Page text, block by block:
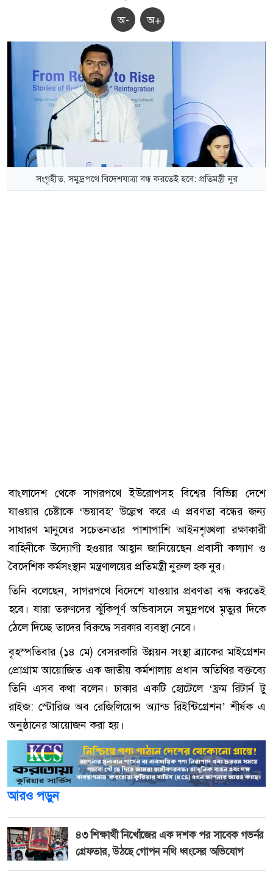
অ- অ+
সংগৃহীত, সমুদ্রপথে বিদেশযাত্রা বন্ধ করতেই হবে: প্রতিমন্ত্রী নুর
বাংলাদেশ থেকে সাগরপথে ইউরোপসহ বিশ্বের বিভিন্ন দেশে
যাওয়ার চেষ্টাকে ‘ভয়াবহ’ উল্লেখ করে এ প্রবণতা বন্ধের জন্য
সাধারণ মানুষের সচেতনতার পাশাপাশি আইনশৃঙ্খলা রক্ষাকারী
বাহিনীকে উদ্যোগী হওয়ার আহ্বান জানিয়েছেন প্রবাসী কল্যাণ ও
বৈদেশিক কর্মসংস্থান মন্ত্রণালয়ের প্রতিমন্ত্রী নুরুল হক নুর।
তিনি বলেছেন, সাগরপথে বিদেশে যাওয়ার প্রবণতা বন্ধ করতেই
হবে। যারা তরুণদের ঝুঁকিপূর্ণ অভিবাসনে সমুদ্রপথে মৃত্যুর দিকে
ঠেলে দিচ্ছে তাদের বিরুদ্ধে সরকার ব্যবস্থা নেবে।
বৃহস্পতিবার (১৪ মে) বেসরকারি উন্নয়ন সংস্থা ব্র্যাকের মাইগ্রেশন
প্রোগ্রাম আয়োজিত এক জাতীয় কর্মশালায় প্রধান অতিথির বক্তব্যে
তিনি এসব কথা বলেন। ঢাকার একটি হোটেলে ‘ফ্রম রিটার্ন টু
রাইজ: স্টোরিজ অব রেজিলিয়েন্স অ্যান্ড রিইন্টিগ্রেশন’ শীর্ষক এ
অনুষ্ঠানের আয়োজন করা হয়।
আরও পড়ুন
৪৩ শিক্ষার্থী নিখোঁজের এক দশক পর সাবেক গভর্নর
গ্রেফতার, উঠছে গোপন নথি ধ্বংসের অভিযোগ